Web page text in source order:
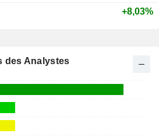
+8,03%
des Analystes